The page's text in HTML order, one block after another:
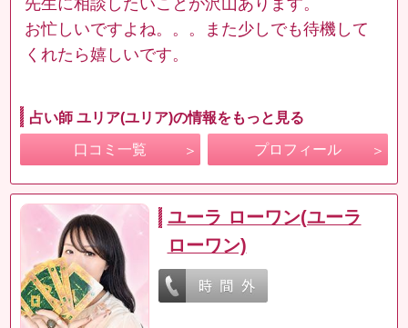
先生に相談したいことが沢山あります。
お忙しいですよね。。。また少しでも待機して
くれたら嬉しいです。
占い師 ユリア(ユリア)の情報をもっと見る
口コミ一覧 プロフィール
ユーラ ローワン(ユーラ
ローワン)